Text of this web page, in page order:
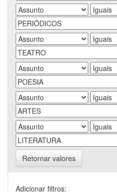
Retornar valores
Adicionar filtros: